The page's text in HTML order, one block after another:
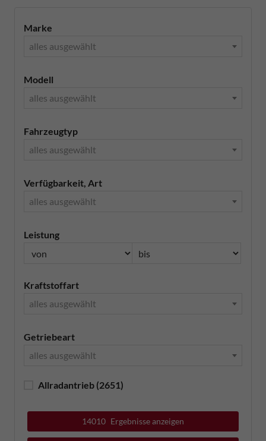
Marke
alles ausgewählt
Modell
alles ausgewählt
Fahrzeugtyp
alles ausgewählt
Verfügbarkeit, Art
alles ausgewählt
Leistung
Kraftstoffart
alles ausgewählt
Getriebeart
alles ausgewählt
Allradantrieb (2651)
14010 Ergebnisse anzeigen